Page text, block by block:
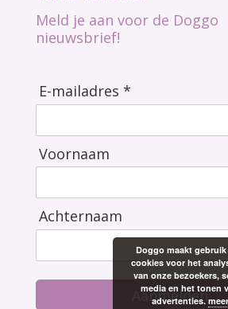
Meld je aan voor de Doggo
nieuwsbrief!
E-mailadres *
Voornaam
Achternaam
Aanmelden
Doggo maakt gebruik
cookies voor het
van onze bezoekers,
media en het tonen
advertenties. meer